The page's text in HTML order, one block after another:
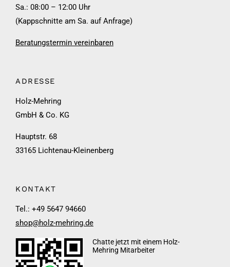
Sa.: 08:00 – 12:00 Uhr
(Kappschnitte am Sa. auf Anfrage)
Beratungstermin vereinbaren
ADRESSE
Holz-Mehring
GmbH & Co. KG
Hauptstr. 68
33165 Lichtenau-Kleinenberg
KONTAKT
Tel.: +49 5647 94660
shop@holz-mehring.de
Chatte jetzt mit einem Holz-
Mehring Mitarbeiter